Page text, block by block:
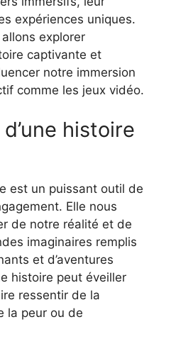
expériences uniques.
explorer
captivante et
notre immersion
comme les jeux vidéo.
histoire
est un puissant outil de
Elle nous
de notre réalité et de
imaginaires remplis
et d’aventures
histoire peut éveiller
ressentir de la
la peur ou de